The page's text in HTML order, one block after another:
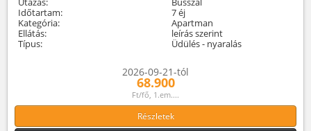
Időtartam:
7 éj
Kategória:
Apartman
Ellátás:
leírás szerint
Típus:
Üdülés - nyaralás
2026-09-21-tól
68.900
Ft/fő, 1.em....
Részletek